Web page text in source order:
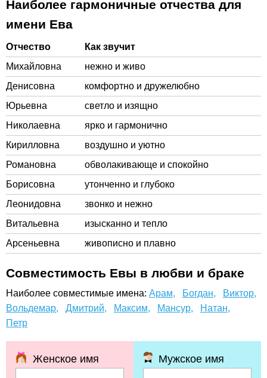
Наиболее гармоничные отчества для
имени Ева
Отчество
Как звучит
Михайловна
нежно и живо
Денисовна
комфортно и дружелюбно
Юрьевна
светло и изящно
Николаевна
ярко и гармонично
Кирилловна
воздушно и уютно
Романовна
обволакивающе и спокойно
Борисовна
утонченно и глубоко
Леонидовна
звонко и нежно
Витальевна
изысканно и тепло
Арсеньевна
живописно и плавно
Совместимость Евы в любви и браке
Наиболее совместимые имена: Арам, Богдан,
Виктор,
Вольдемар,
Дмитрий, Максим, Мансур,
Натан,
Петр
Женское имя Мужское имя